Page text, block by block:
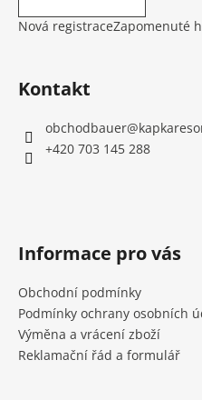
Nová registraceZapomenuté
Kontakt
obchodbauer@
+420 703 145 288
Informace pro vás
Obchodní podmínky
Podmínky ochrany osobních
Výměna a vrácení zboží
Reklamační řád a formulář